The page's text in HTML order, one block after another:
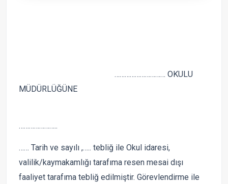
………………………… OKULU
MÜDÜRLÜĞÜNE
…………………..
…… Tarih ve sayılı ,….. tebliğ ile Okul idaresi,
valilik/kaymakamlığı tarafıma resen mesai dışı
faaliyet tarafıma tebliğ edilmiştir. Görevlendirme ile